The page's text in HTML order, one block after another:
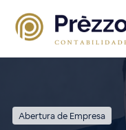
Abertura de Empresa